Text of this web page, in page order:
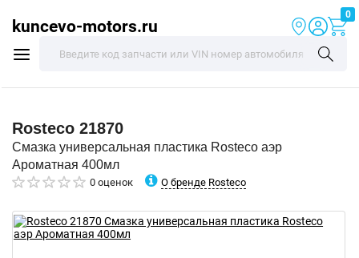
kuncevo-motors.ru
0
Rosteco 21870
Смазка универсальная пластика Rosteco аэр
Ароматная 400мл
0 оценок О бренде Rosteco